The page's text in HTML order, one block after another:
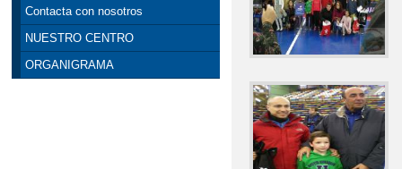
Contacta con nosotros
NUESTRO CENTRO
ORGANIGRAMA